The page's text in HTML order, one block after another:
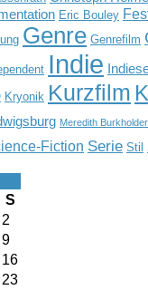
Eric Bouley
Genre Genrefilm
Indie
Kryonik Kurzfilm
Meredith Burkholder
Fiction Serie Stil
S
2
9
16
23